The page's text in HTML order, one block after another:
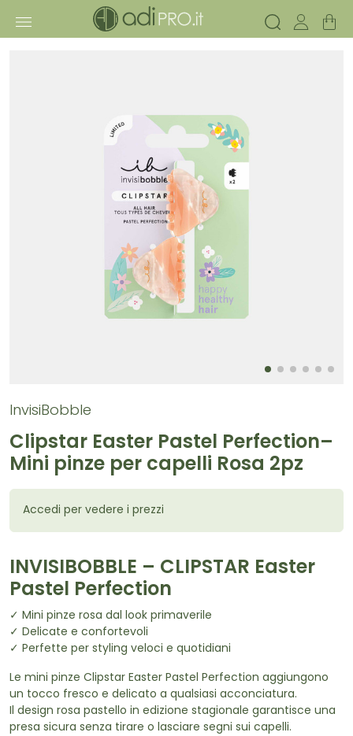
InvisiBobble
Clipstar Easter Pastel Perfection–
Mini pinze per capelli Rosa 2pz
Accedi per vedere i prezzi
INVISIBOBBLE – CLIPSTAR Easter
Pastel Perfection
✓ Mini pinze rosa dal look primaverile
✓ Delicate e confortevoli
✓ Perfette per styling veloci e quotidiani
Le mini pinze Clipstar Easter Pastel Perfection aggiungono
un tocco fresco e delicato a qualsiasi acconciatura.
Il design rosa pastello in edizione stagionale garantisce una
presa sicura senza tirare o lasciare segni sui capelli.